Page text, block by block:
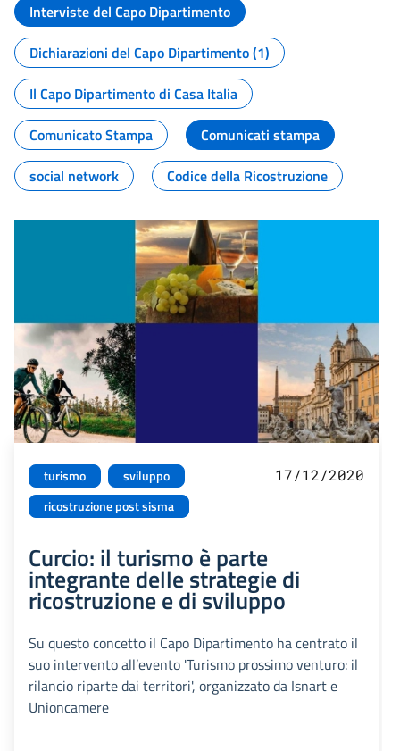
Interviste del Capo Dipartimento
Dichiarazioni del Capo Dipartimento (1)
Il Capo Dipartimento di Casa Italia
Comunicato Stampa
Comunicati stampa
social network
Codice della Ricostruzione
turismo
sviluppo
ricostruzione post sisma
17/12/2020
Curcio: il turismo è parte
integrante delle strategie di
ricostruzione e di sviluppo
Su questo concetto il Capo Dipartimento ha centrato il
suo intervento all’evento 'Turismo prossimo venturo: il
rilancio riparte dai territori', organizzato da Isnart e
Unioncamere